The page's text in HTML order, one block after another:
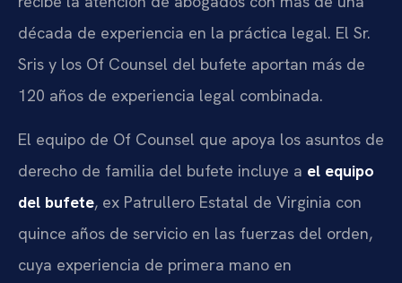
década de experiencia en la práctica legal. El Sr.
Sris y los Of Counsel del bufete aportan más de
120 años de experiencia legal combinada.
El equipo de Of Counsel que apoya los asuntos de
derecho de familia del bufete incluye a el equipo
del bufete, ex Patrullero Estatal de Virginia con
quince años de servicio en las fuerzas del orden,
cuya experiencia de primera mano en